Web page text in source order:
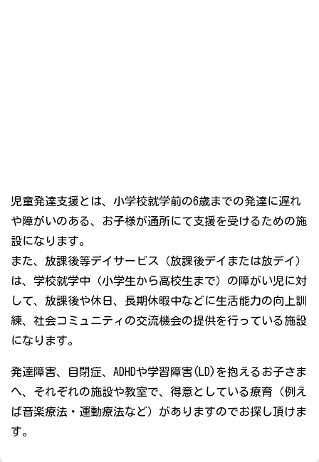
児童発達支援とは、小学校就学前の6歳までの発達に遅れ
や障がいのある、お子様が通所にて支援を受けるための施
設になります。
また、放課後等デイサービス（放課後デイまたは放デイ）
は、学校就学中（小学生から高校生まで）の障がい児に対
して、放課後や休日、長期休暇中などに生活能力の向上訓
練、社会コミュニティの交流機会の提供を行っている施設
になります。
発達障害、自閉症、ADHDや学習障害(LD)を抱えるお子さま
へ、それぞれの施設や教室で、得意としている療育（例え
ば音楽療法・運動療法など）がありますのでお探し頂けま
す。